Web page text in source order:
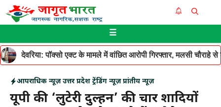
Skip
to
☰
देवरिया: पॉक्सो एक्ट के मामले में वांछित आरोपी गिरफ्तार, मलसी चौराहे
आपराधिक न्यूज़ उत्तर प्रदेश ट्रेंडिंग न्यूज़ प्रांतीय न्यूज़
यूपी की ‘लुटेरी दुल्हन’ की चार शादियों